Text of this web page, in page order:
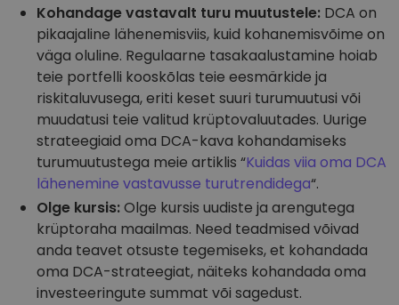
Kohandage vastavalt turu muutustele: DCA on
pikaajaline lähenemisviis, kuid kohanemisvõime on
väga oluline. Regulaarne tasakaalustamine hoiab
teie portfelli kooskõlas teie eesmärkide ja
riskitaluvusega, eriti keset suuri turumuutusi või
muudatusi teie valitud krüptovaluutades. Uurige
strateegiaid oma DCA-kava kohandamiseks
turumuutustega meie artiklis “Kuidas viia oma DCA
lähenemine vastavusse turutrendidega“.
Olge kursis:Olge kursis uudiste ja arengutega
krüptoraha maailmas. Need teadmised võivad
anda teavet otsuste tegemiseks, et kohandada
oma DCA-strateegiat, näiteks kohandada oma
investeeringute summat või sagedust.